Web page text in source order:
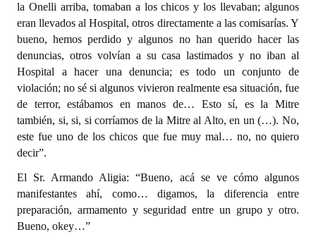
la Onelli arriba, tomaban a los chicos y los llevaban; algunos
eran llevados al Hospital, otros directamente a las comisarías. Y
bueno, hemos perdido y algunos no han querido hacer las
denuncias, otros volvían a su casa lastimados y no iban al
Hospital a hacer una denuncia; es todo un conjunto de
violación; no sé si algunos vivieron realmente esa situación, fue
de terror, estábamos en manos de… Esto sí, es la Mitre
también, si, si, si corríamos de la Mitre al Alto, en un (…). No,
este fue uno de los chicos que fue muy mal… no, no quiero
decir”.
El Sr. Armando Aligia: “Bueno, acá se ve cómo algunos
manifestantes ahí, como… digamos, la diferencia entre
preparación, armamento y seguridad entre un grupo y otro.
Bueno, okey…”